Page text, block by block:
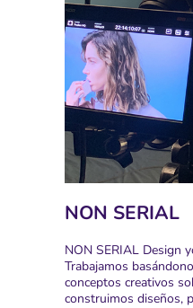
NON SERIAL
NON SERIAL Design
Trabajamos
conceptos creativos
construimos diseños,